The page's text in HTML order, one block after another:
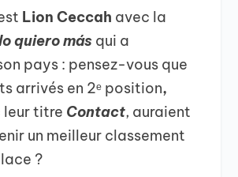
Lion Ceccah avec la
quiero más qui a
pays : pensez-vous que
arrivés en 2ᵉ position,
leur titre Contact, auraient
un meilleur classement
?